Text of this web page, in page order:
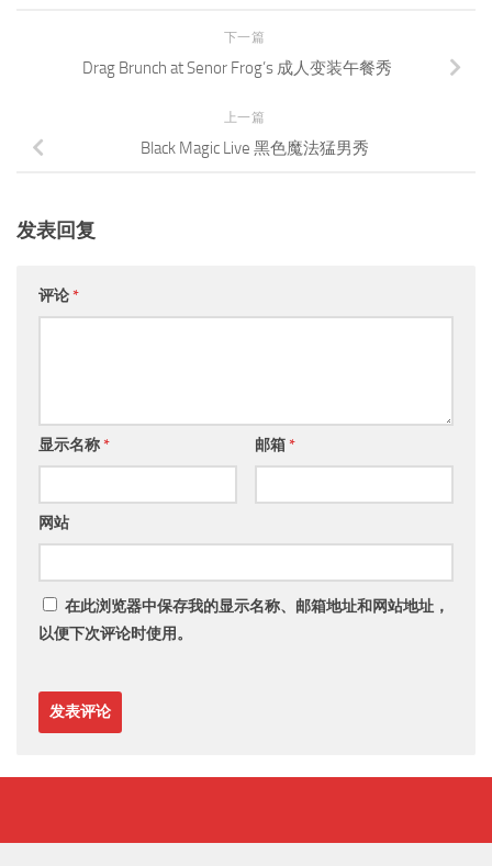
下一篇
Drag Brunch at Senor Frog’s 成人变装午餐秀
上一篇
Black Magic Live 黑色魔法猛男秀
发表回复
评论*
显示名称* 邮箱*
网站
在此浏览器中保存我的显示名称、邮箱地址和网站地址，
以便下次评论时使用。